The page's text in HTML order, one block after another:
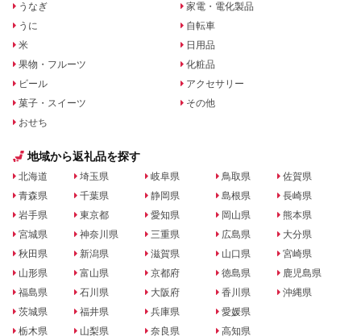
うなぎ
うに
米
果物・フルーツ
ビール
菓子・スイーツ
おせち
家電・電化製品
自転車
日用品
化粧品
アクセサリー
その他
地域から返礼品を探す
北海道
青森県
岩手県
宮城県
秋田県
山形県
福島県
茨城県
栃木県
埼玉県
千葉県
東京都
神奈川県
新潟県
富山県
石川県
福井県
山梨県
岐阜県
静岡県
愛知県
三重県
滋賀県
京都府
大阪府
兵庫県
奈良県
鳥取県
島根県
岡山県
広島県
山口県
徳島県
香川県
愛媛県
高知県
佐賀県
長崎県
熊本県
大分県
宮崎県
鹿児島県
沖縄県